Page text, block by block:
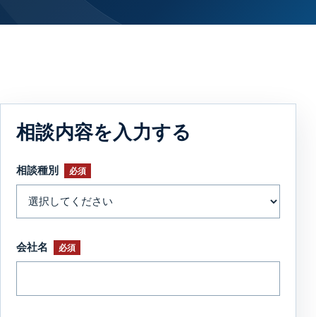
相談内容を入力する
相談種別 必須
会社名 必須